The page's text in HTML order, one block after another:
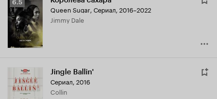
Рейтинг
Кинопоиска
6.5
6.5
Queen Sugar, Сериал, 2016–2022
Jimmy Dale
Jingle Ballin'
Сериал, 2016
Collin